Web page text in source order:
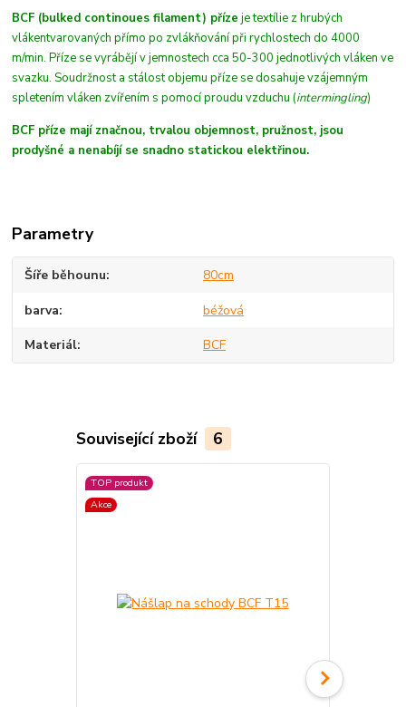
BCF (bulked continoues filament) příze je textílie z hrubých
vlákentvarovanýchpřímo po zvlákňování při rychlostech do 4000
m/min. Příze se vyrábějí v jemnostech cca 50-300 jednotlivých vláken ve
svazku. Soudržnost a stálost objemu příze se dosahuje vzájemným
spletením vláken zvířením s pomocí proudu vzduchu (intermingling)
BCF příze mají značnou, trvalou objemnost, pružnost, jsou
prodyšné a nenabíjí se snadno statickou elektřinou.
Parametry
Šíře běhounu 80cm
barva béžová
Materiál BCF
Související zboží 6
TOP produkt
Akce